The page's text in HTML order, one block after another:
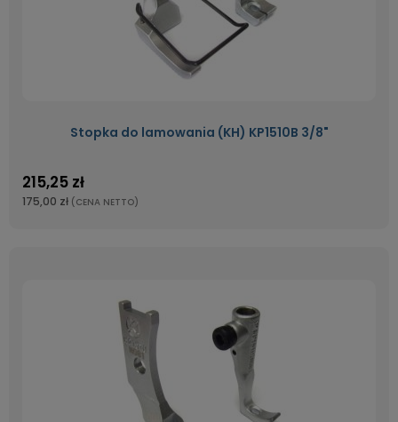
Stopka do lamowania (KH) KP1510B 3/8"
215,25 zł
175,00 zł (CENA NETTO)